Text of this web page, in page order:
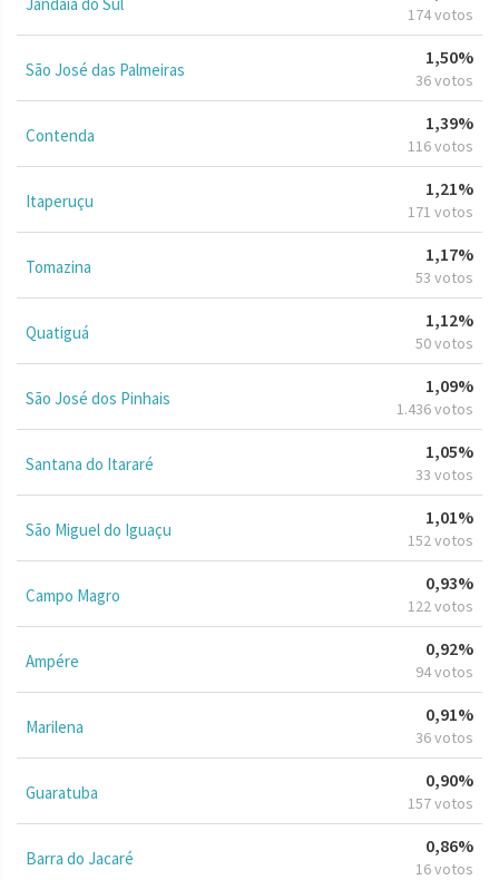
174 votos
São José das Palmeiras
1,50%
36 votos
Contenda
1,39%
116 votos
Itaperuçu
1,21%
171 votos
Tomazina
1,17%
53 votos
Quatiguá
1,12%
50 votos
São José dos Pinhais
1,09%
1.436 votos
Santana do Itararé
1,05%
33 votos
São Miguel do Iguaçu
1,01%
152 votos
Campo Magro
0,93%
122 votos
Ampére
0,92%
94 votos
Marilena
0,91%
36 votos
Guaratuba
0,90%
157 votos
Barra do Jacaré
0,86%
16 votos